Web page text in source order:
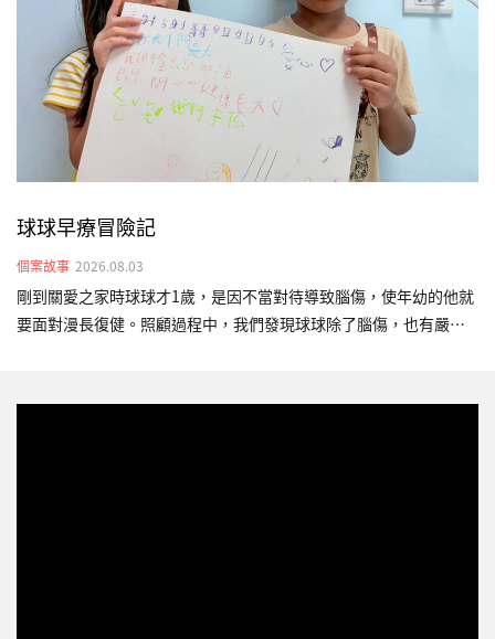
胎時，父親已被遣返回國，身為失聯移工的她，在印尼家鄉仍有年
邁父母需撫養，經濟壓力極其沉重。求助無援之際…
球球早療冒險記
個案故事 2026.08.03
剛到關愛之家時球球才1歲，是因不當對待導致腦傷，使年幼的他就
要面對漫長復健。照顧過程中，我們發現球球除了腦傷，也有嚴重
職能早療，陪伴他一點一點練習。3年的陪伴，原本全身無力、長期